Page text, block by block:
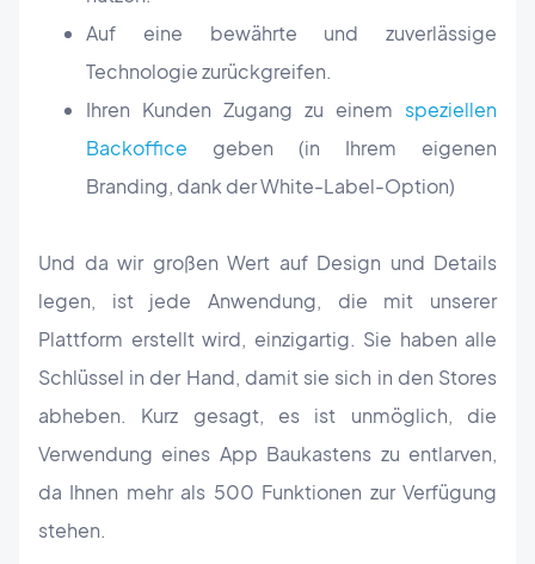
Auf eine bewährte und zuverlässige
Technologie zurückgreifen.
Ihren Kunden Zugang zu einem speziellen
Backoffice geben (in Ihrem eigenen
Branding, dank der White-Label-Option)
Und da wir großen Wert auf Design und Details
legen, ist jede Anwendung, die mit unserer
Plattform erstellt wird, einzigartig. Sie haben alle
Schlüssel in der Hand, damit sie sich in den Stores
abheben. Kurz gesagt, es ist unmöglich, die
Verwendung eines App Baukastens zu entlarven,
da Ihnen mehr als 500 Funktionen zur Verfügung
stehen.